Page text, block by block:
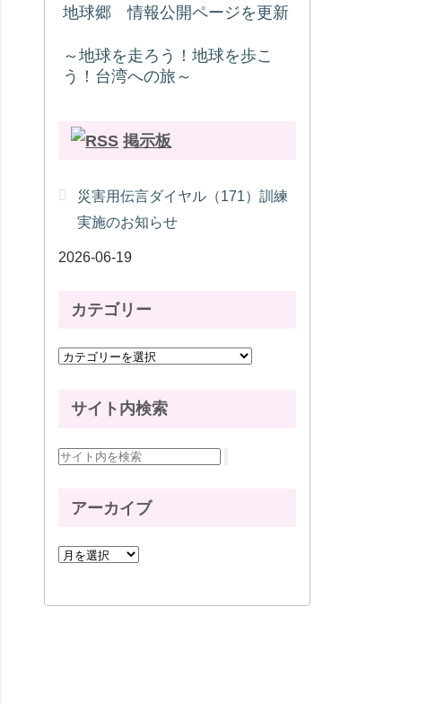
地球郷 情報公開ページを更新
～地球を走ろう！地球を歩こ
う！台湾への旅～
掲示板
災害用伝言ダイヤル（171）訓練
実施のお知らせ
2026-06-19
カテゴリー
サイト内検索
アーカイブ